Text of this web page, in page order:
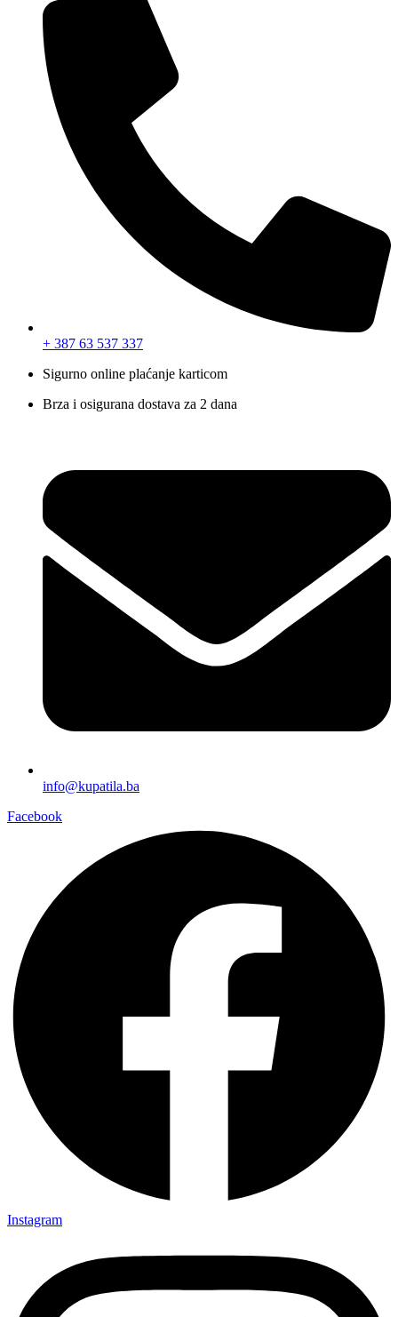
+ 387 63 537 337
Sigurno online plaćanje karticom
Brza i osigurana dostava za 2 dana
info@kupatila.ba
Facebook
Instagram